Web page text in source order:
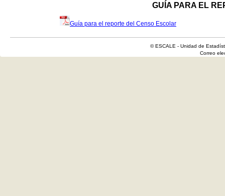
GUÍA PARA EL
Guía para el reporte del Censo Escolar
© ESCALE - Unidad de
Correo